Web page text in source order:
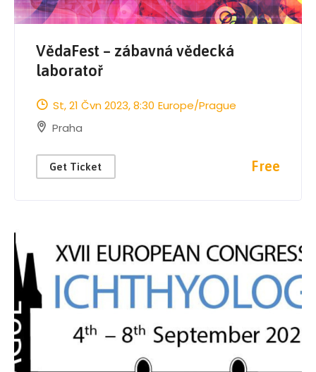
VědaFest – zábavná vědecká
laboratoř
St, 21 Čvn 2023, 8:30 Europe/Prague
Praha
Get Ticket Free